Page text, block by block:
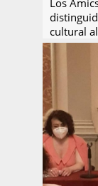
Los
cultural